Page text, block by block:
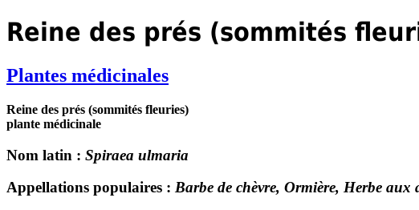
Reine des prés (sommités
Plantes médicinales
Reine des prés (sommités fleuries)
plante médicinale
Nom latin : Spiraea ulmaria
Appellations populaires : Barbe de chèvre, Ormière, Herbe